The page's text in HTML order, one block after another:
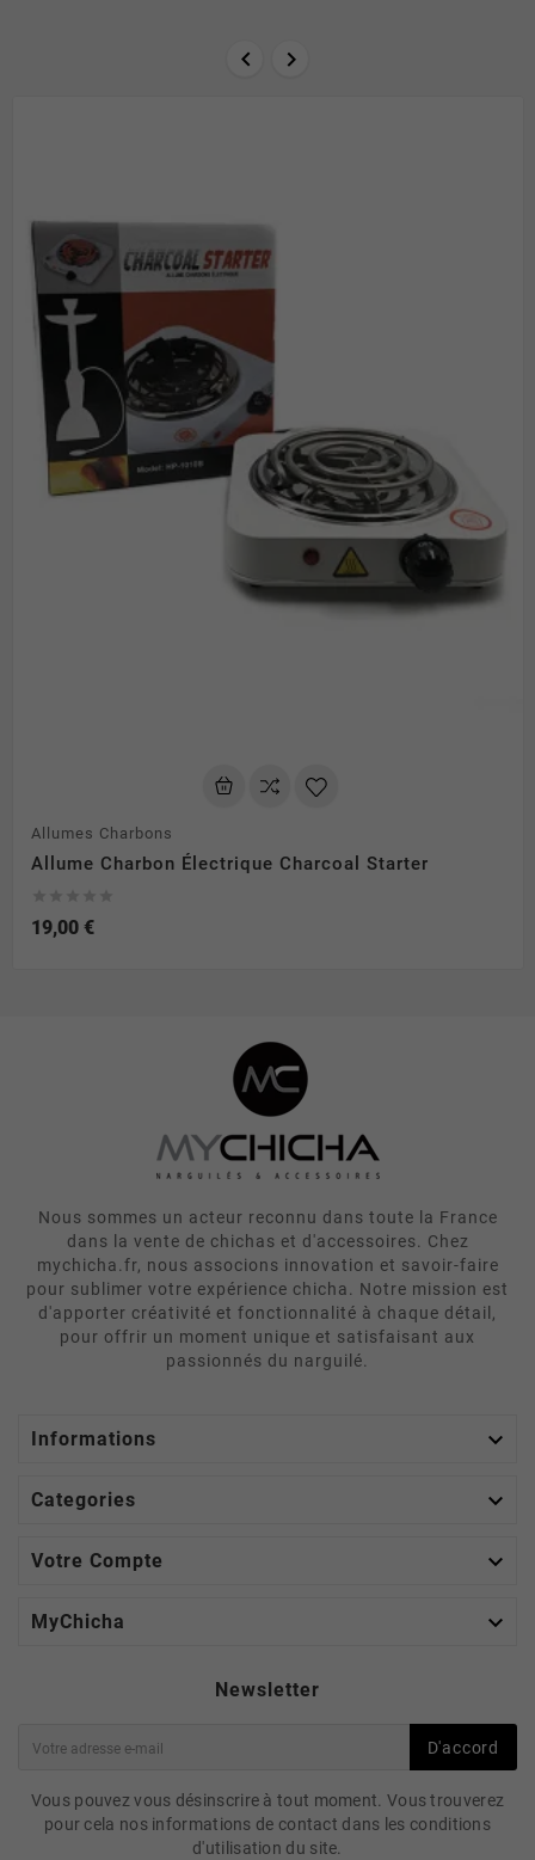
 
Allumes Charbons
Allume Charbon Électrique Charcoal Starter
19,00 €
Nous sommes un acteur reconnu dans toute la France
dans la vente de chichas et d'accessoires. Chez
mychicha.fr, nous associons innovation et savoir-faire
pour sublimer votre expérience chicha. Notre mission est
d'apporter créativité et fonctionnalité à chaque détail,
pour offrir un moment unique et satisfaisant aux
passionnés du narguilé.
Informations 
Categories 
Votre Compte 
MyChicha 
Newsletter
D'accord
Vous pouvez vous désinscrire à tout moment. Vous trouverez
pour cela nos informations de contact dans les conditions
d'utilisation du site.